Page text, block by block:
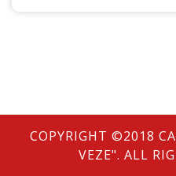
COPYRIGHT ©2018
VEZE". ALL